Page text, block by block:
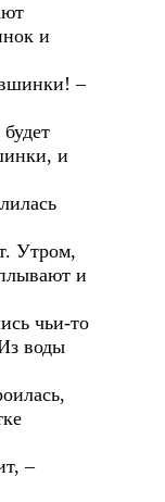
и
–
и
Утром,
и
чьи-то
воды
–